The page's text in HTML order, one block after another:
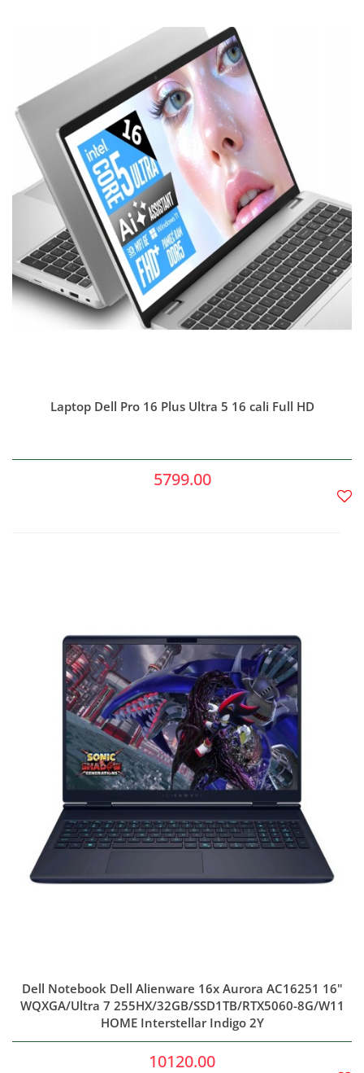
Laptop Dell Pro 16 Plus Ultra 5 16 cali Full HD
5799.00
Dell Notebook Dell Alienware 16x Aurora AC16251 16"
WQXGA/Ultra 7 255HX/32GB/SSD1TB/RTX5060-8G/W11
HOME Interstellar Indigo 2Y
10120.00